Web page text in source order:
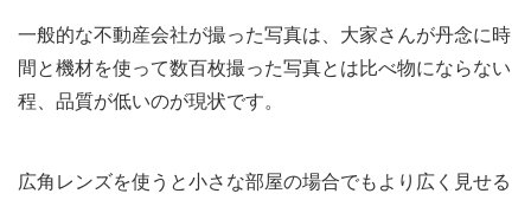
一般的な不動産会社が撮った写真は、大家さんが丹念に時
間と機材を使って数百枚撮った写真とは比べ物にならない
程、品質が低いのが現状です。
広角レンズを使うと小さな部屋の場合でもより広く見せる